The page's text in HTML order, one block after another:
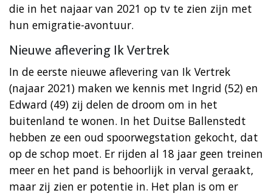
die in het najaar van 2021 op tv te zien zijn met
hun emigratie-avontuur.
Nieuwe aflevering Ik Vertrek
In de eerste nieuwe aflevering van Ik Vertrek
(najaar 2021) maken we kennis met Ingrid (52) en
Edward (49) zij delen de droom om in het
buitenland te wonen. In het Duitse Ballenstedt
hebben ze een oud spoorwegstation gekocht, dat
op de schop moet. Er rijden al 18 jaar geen treinen
meer en het pand is behoorlijk in verval geraakt,
maar zij zien er potentie in. Het plan is om er